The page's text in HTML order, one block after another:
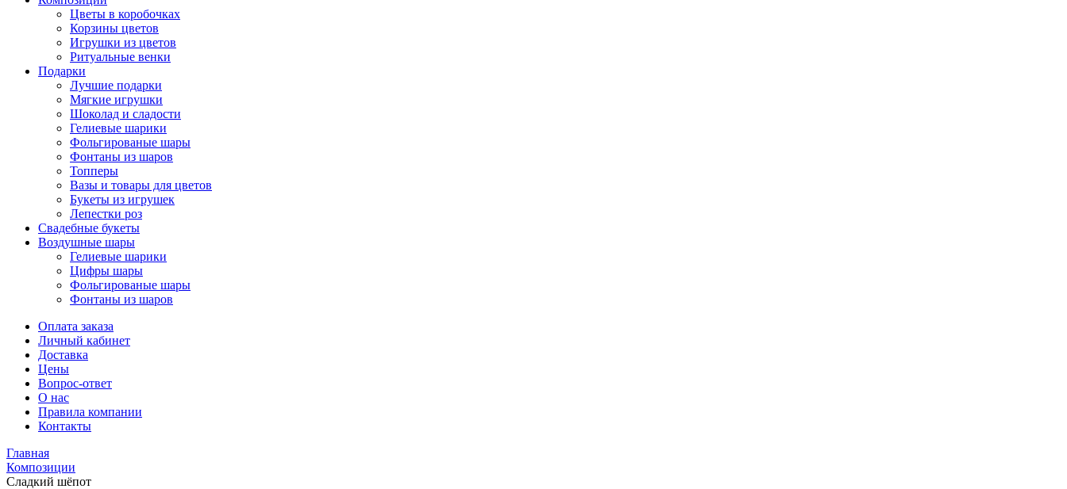
Цветы в коробочках
Корзины цветов
Игрушки из цветов
Ритуальные венки
Подарки
Лучшие подарки
Мягкие игрушки
Шоколад и сладости
Гелиевые шарики
Фольгированые шары
Фонтаны из шаров
Топперы
Вазы и товары для цветов
Букеты из игрушек
Лепестки роз
Свадебные букеты
Воздушные шары
Гелиевые шарики
Цифры шары
Фольгированые шары
Фонтаны из шаров
Оплата заказа
Личный кабинет
Доставка
Цены
Вопрос-ответ
О нас
Правила компании
Контакты
Главная
Композиции
Сладкий шёпот